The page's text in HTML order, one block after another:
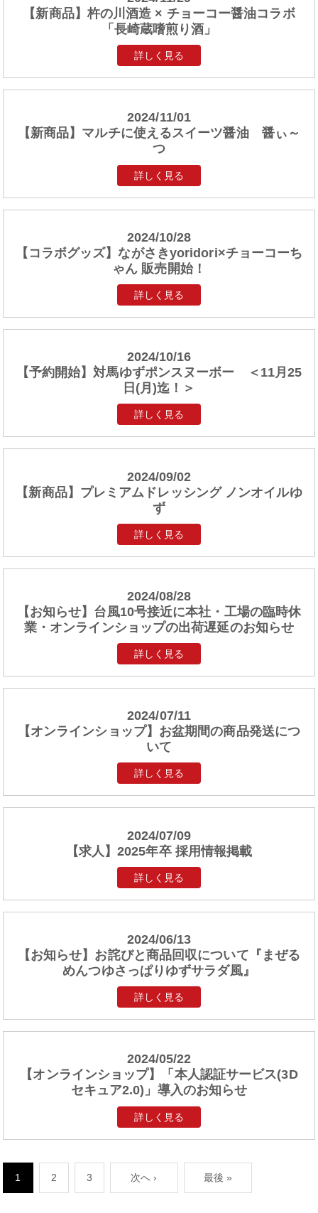
【新商品】杵の川酒造 × チョーコー醤油コラボ
「長崎蔵嗜煎り酒」
詳しく見る
2024/11/01
【新商品】マルチに使えるスイーツ醤油 醤ぃ～
つ
詳しく見る
2024/10/28
【コラボグッズ】ながさきyoridori×チョーコーち
ゃん 販売開始！
詳しく見る
2024/10/16
【予約開始】対馬ゆずポンスヌーボー ＜11月25
日(月)迄！＞
詳しく見る
2024/09/02
【新商品】プレミアムドレッシング ノンオイルゆ
ず
詳しく見る
2024/08/28
【お知らせ】台風10号接近に本社・工場の臨時休
業・オンラインショップの出荷遅延のお知らせ
詳しく見る
2024/07/11
【オンラインショップ】お盆期間の商品発送につ
いて
詳しく見る
2024/07/09
【求人】2025年卒 採用情報掲載
詳しく見る
2024/06/13
【お知らせ】お詫びと商品回収について『まぜる
めんつゆさっぱりゆずサラダ風』
詳しく見る
2024/05/22
【オンラインショップ】「本人認証サービス(3D
セキュア2.0)」導入のお知らせ
詳しく見る
1 2 3 次へ › 最後 »